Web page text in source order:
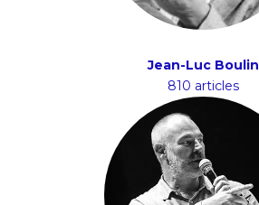
Jean-Luc Boulin
810 articles